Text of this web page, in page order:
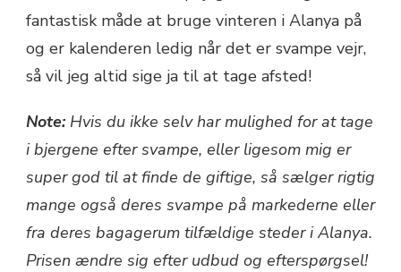
fantastisk måde at bruge vinteren i Alanya på
og er kalenderen ledig når det er svampe vejr,
så vil jeg altid sige ja til at tage afsted!
Note: Hvis du ikke selv har mulighed for at tage
i bjergene efter svampe, eller ligesom mig er
super god til at finde de giftige, så sælger rigtig
mange også deres svampe på markederne eller
fra deres bagagerum tilfældige steder i Alanya.
Prisen ændre sig efter udbud og efterspørgsel!